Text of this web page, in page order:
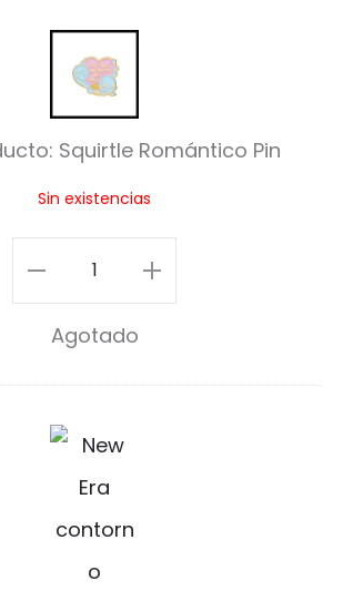
S
q
u
i
r
e
m
á
n
t
Squirtle Romántico Pin
Sin existencias
Squirtle
Romántico
cantidad
Agotado
N
e
w
E